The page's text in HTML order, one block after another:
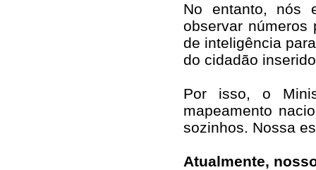
No entanto, nós
observar números
de inteligência
do cidadão
Por isso, o
mapeamento
sozinhos. Nossa
Atualmente,